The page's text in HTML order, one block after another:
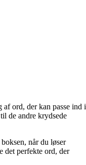
ord, der kan passe ind i
de andre krydsede
når du løser
det perfekte ord, der